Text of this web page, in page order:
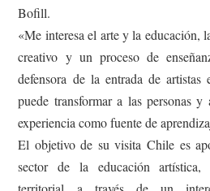
Bofill.
«Me interesa el arte y la educación,
creativo y un proceso de
defensora de la entrada de
puede transformar a las personas
experiencia como fuente de
El objetivo de su visita Chile es
sector de la educación artística,